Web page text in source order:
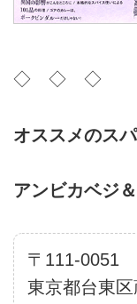
◇ ◇ ◇
オススメのス
アンビカベジ
〒111-0051
東京都台東